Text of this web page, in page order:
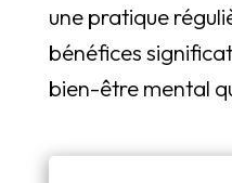
une pratique
bénéfices
bien-être mental